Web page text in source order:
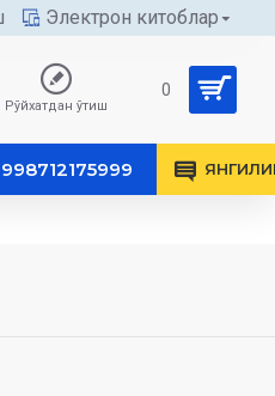
Электрон китоблар
Рўйхатдан ўтиш
0